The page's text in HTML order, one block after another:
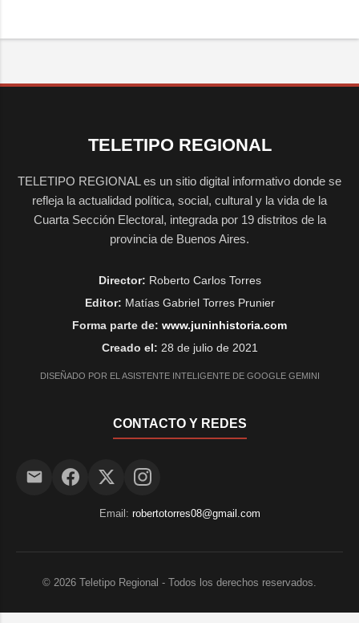
TELETIPO REGIONAL
TELETIPO REGIONAL es un sitio digital informativo donde se
refleja la actualidad política, social, cultural y la vida de la
Cuarta Sección Electoral, integrada por 19 distritos de la
provincia de Buenos Aires.
Director: Roberto Carlos Torres
Editor: Matías Gabriel Torres Prunier
Forma parte de: www.juninhistoria.com
Creado el: 28 de julio de 2021
DISEÑADO POR EL ASISTENTE INTELIGENTE DE GOOGLE GEMINI
CONTACTO Y REDES
Email: robertotorres08@gmail.com
© 2026 Teletipo Regional - Todos los derechos reservados.